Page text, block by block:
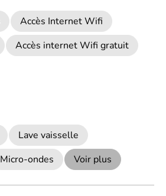
Accès Internet Wifi
Accès internet Wifi gratuit
Lave vaisselle
Micro-ondes Voir plus